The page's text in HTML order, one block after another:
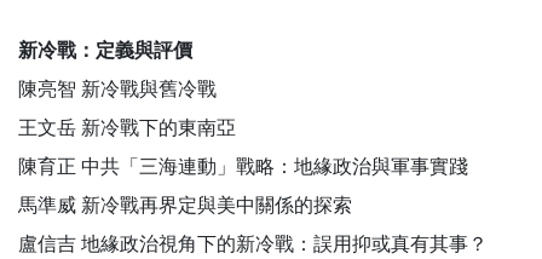
新冷戰：定義與評價
陳亮智 新冷戰與舊冷戰
王文岳 新冷戰下的東南亞
陳育正 中共「三海連動」戰略：地緣政治與軍事實踐
馬準威 新冷戰再界定與美中關係的探索
盧信吉 地緣政治視角下的新冷戰：誤用抑或真有其事？